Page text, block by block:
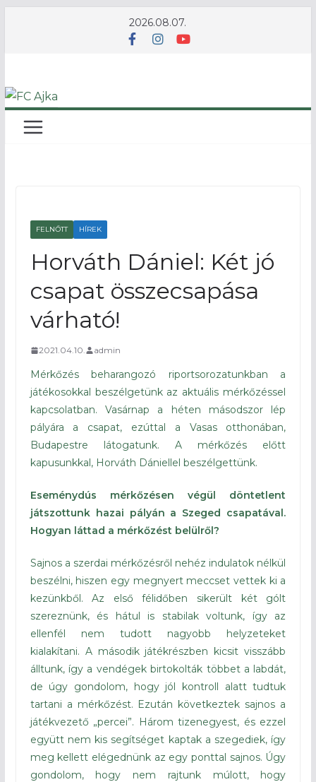
2026.08.07.
FELNŐTT HÍREK
Horváth Dániel: Két jó
csapat összecsapása
várható!
2021.04.10. admin
Mérkőzés beharangozó riportsorozatunkban a
játékosokkal beszélgetünk az aktuális mérkőzéssel
kapcsolatban. Vasárnap a héten másodszor lép
pályára a csapat, ezúttal a Vasas otthonában,
Budapestre látogatunk. A mérkőzés előtt
kapusunkkal, Horváth Dániellel beszélgettünk.
Eseménydús mérkőzésen végül döntetlent
játszottunk hazai pályán a Szeged csapatával.
Hogyan láttad a mérkőzést belülről?
Sajnos a szerdai mérkőzésről nehéz indulatok nélkül
beszélni, hiszen egy megnyert meccset vettek ki a
kezünkből. Az első félidőben sikerült két gólt
szereznünk, és hátul is stabilak voltunk, így az
ellenfél nem tudott nagyobb helyzeteket
kialakítani. A második játékrészben kicsit visszább
álltunk, így a vendégek birtokolták többet a labdát,
de úgy gondolom, hogy jól kontroll alatt tudtuk
tartani a mérkőzést. Ezután következtek sajnos a
játékvezető „percei”. Három tizenegyest, és ezzel
együtt nem kis segítséget kaptak a szegediek, így
meg kellett elégednünk az egy ponttal sajnos. Úgy
gondolom, hogy nem rajtunk múlott, hogy